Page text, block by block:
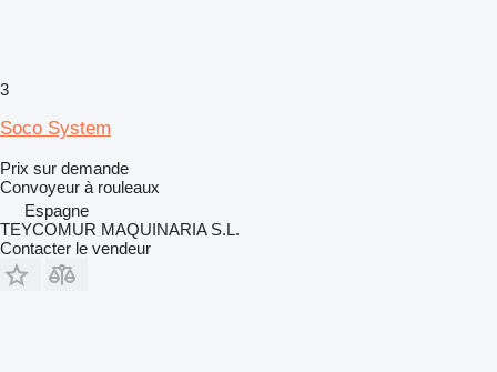
3
Soco System
Prix sur demande
Convoyeur à rouleaux
Espagne
TEYCOMUR MAQUINARIA S.L.
Contacter le vendeur